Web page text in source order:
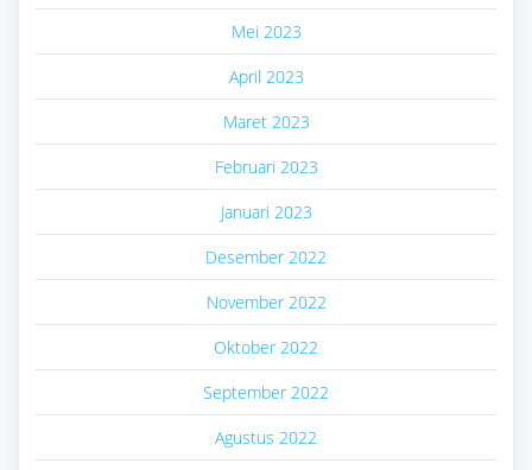
Mei 2023
April 2023
Maret 2023
Februari 2023
Januari 2023
Desember 2022
November 2022
Oktober 2022
September 2022
Agustus 2022